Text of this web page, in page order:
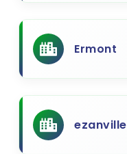
Ermont
ezanville